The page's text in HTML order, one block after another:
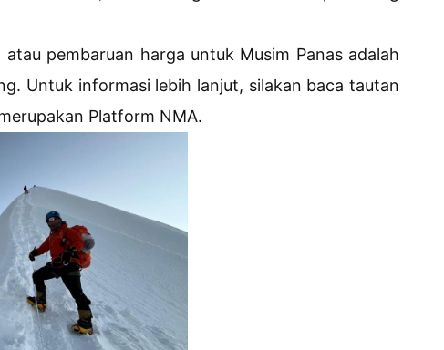
pembaruan harga untuk Musim Panas adalah
Untuk informasi lebih lanjut, silakan baca tautan
Platform NMA.